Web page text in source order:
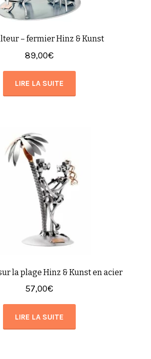
– fermier Hinz & Kunst
89,00€
LIRE LA SUITE
la plage Hinz & Kunst en acier
57,00€
LIRE LA SUITE